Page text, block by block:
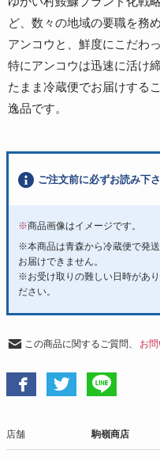
ど、数々の地域の要職を務
アンコウと、鮮度にこだわ
特にアンコウは迅速に活け
たまま冷蔵便でお届けする
逸品です。
ご注文前に必ずお読み下
※商品画像はイメージです。
※本商品は青森から冷蔵便で発
お届けできません。
※お受け取りの難しい日時があ
ださい。
この商品に関するご質問、 お
店舗 駒嶺商店